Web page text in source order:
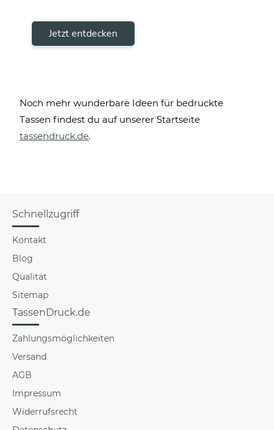
Jetzt entdecken
Noch mehr wunderbare Ideen für bedruckte
Tassen findest du auf unserer Startseite
tassendruck.de.
Schnellzugriff
Kontakt
Blog
Qualität
Sitemap
TassenDruck.de
Zahlungsmöglichkeiten
Versand
AGB
Impressum
Widerrufsrecht